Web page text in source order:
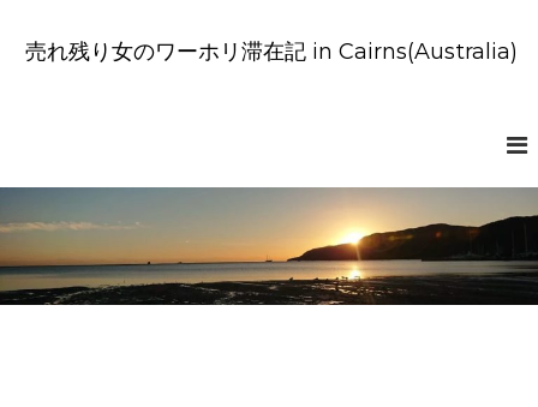
キ
プ
売れ残り女のワーホリ滞在記 in Cairns(Australia)